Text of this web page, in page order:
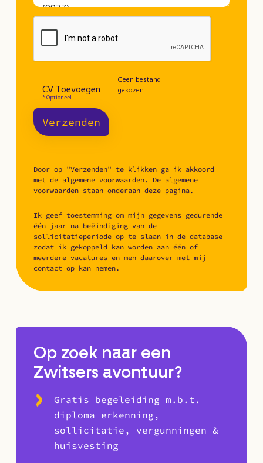
CV Toevoegen
Geen bestand
gekozen
Verzenden
* Optioneel
Door op "Verzenden" te klikken ga ik akkoord
met de algemene voorwaarden. De algemene
voorwaarden staan onderaan deze pagina.
Ik geef toestemming om mijn gegevens gedurende
één jaar na beëindiging van de
sollicitatieperiode op te slaan in de database
zodat ik gekoppeld kan worden aan één of
meerdere vacatures en men daarover met mij
contact op kan nemen.
Op zoek naar een
Zwitsers avontuur?
Gratis begeleiding m.b.t.
diploma erkenning,
sollicitatie, vergunningen &
huisvesting